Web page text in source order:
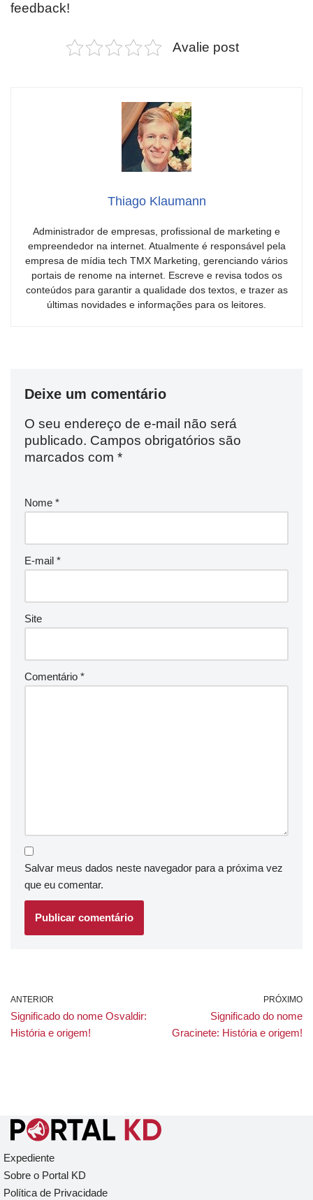
feedback!
Avalie post
Thiago Klaumann
Administrador de empresas, profissional de marketing e
empreendedor na internet. Atualmente é responsável pela
empresa de mídia tech TMX Marketing, gerenciando vários
portais de renome na internet. Escreve e revisa todos os
conteúdos para garantir a qualidade dos textos, e trazer as
últimas novidades e informações para os leitores.
Deixe um comentário
O seu endereço de e-mail não será
publicado. Campos obrigatórios são
marcados com *
Nome *
E-mail *
Site
Comentário *
Salvar meus dados neste navegador para a próxima vez
que eu comentar.
ANTERIOR
Significado do nome Osvaldir:
História e origem!
PRÓXIMO
Significado do nome
Gracinete: História e origem!
Expediente
Sobre o Portal KD
Política de Privacidade